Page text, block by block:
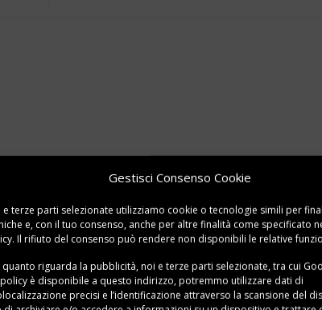
Gestisci Consenso Cookie
e terze parti selezionate utilizziamo cookie o tecnologie simili per
e, con il tuo consenso, anche per altre finalità come specificato
. Il rifiuto del consenso può rendere non disponibili le relative
quanto riguarda la pubblicità, noi e terze parti selezionate, tra cui
è disponibile a questo indirizzo, potremmo utilizzare dati di
precisi e l’identificazione attraverso la scansione del